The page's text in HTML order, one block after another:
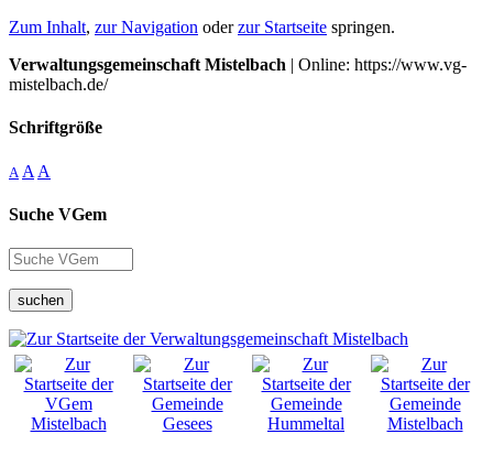
Zum Inhalt, zur Navigation oderzur Startseite springen.
Verwaltungsgemeinschaft Mistelbach | Online: https://www.vg-
mistelbach.de/
Schriftgröße
A A A
Suche VGem
suchen